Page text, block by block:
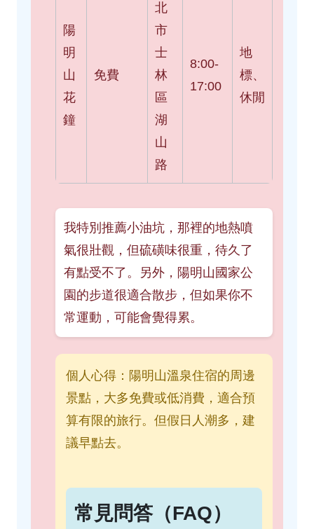
陽
明
山
花
鐘
免費
北
市
士
林
區
湖
山
路
8:00-
17:00
地
標、
休閒
我特別推薦小油坑，那裡的地熱噴
氣很壯觀，但硫磺味很重，待久了
有點受不了。另外，陽明山國家公
園的步道很適合散步，但如果你不
常運動，可能會覺得累。
個人心得：陽明山溫泉住宿的周邊
景點，大多免費或低消費，適合預
算有限的旅行。但假日人潮多，建
議早點去。
常見問答（FAQ）